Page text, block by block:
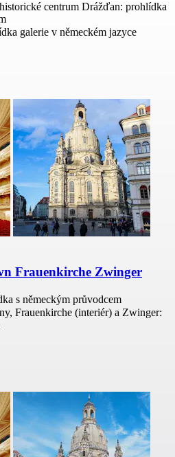
centrum Drážďan: prohlídka
galerie v německém jazyce
Frauenkirche Zwinger
s německým průvodcem
Frauenkirche (interiér) a Zwinger: